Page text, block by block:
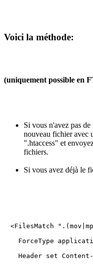
Voici la méthode:
(uniquement possible en
Si vous n'avez pas
nouveau fichier avec
".htaccess" et
fichiers.
Si vous avez déjà le
<FilesMatch
ForceType
Header set